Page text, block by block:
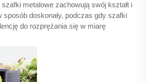
metalowe zachowują swój kształt i
doskonały, podczas gdy szafki
do rozprężania się w miarę